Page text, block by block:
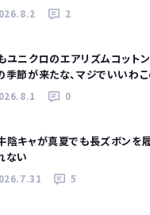
2
ユニクロのエアリズムコット
季節が来たな、マジでいいわ
0
陰キャが真夏でも長ズボンを
ない
5